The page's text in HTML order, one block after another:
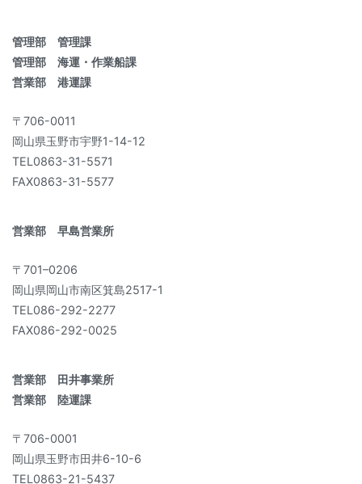
管理部 管理課
管理部 海運・作業船課
営業部 港運課
〒706-0011
岡山県玉野市宇野1-14-12
TEL0863-31-5571
FAX0863-31-5577
営業部 早島営業所
〒701–0206
岡山県岡山市南区箕島2517-1
TEL086-292-2277
FAX086-292-0025
営業部 田井事業所
営業部 陸運課
〒706-0001
岡山県玉野市田井6-10-6
TEL0863-21-5437